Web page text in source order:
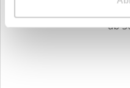
ab